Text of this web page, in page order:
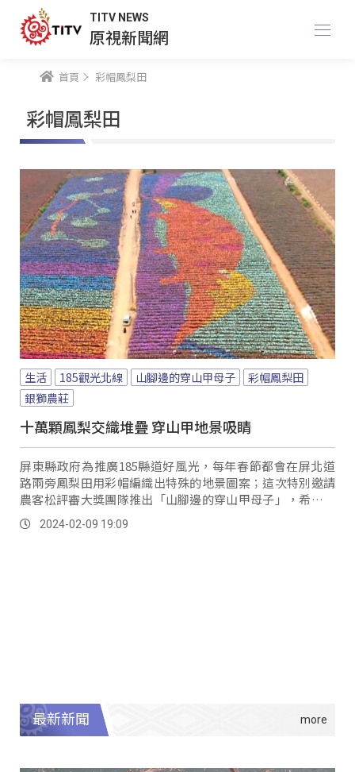
TITV NEWS
原視新聞網
首頁 彩帽鳳梨田
彩帽鳳梨田
生活 185觀光北線 山腳邊的穿山甲母子
彩帽鳳梨田
銀獅農莊
十萬顆鳳梨交織堆疊 穿山甲地景吸睛
屏東縣政府為推廣185縣道好風光，每年春節都會在屏北道
路兩旁鳳梨田用彩帽編織出特殊的地景圖案；這次特別邀請
農客松評審大獎團隊推出「山腳邊的穿山甲母子」，希望喚
起大眾對於台灣穿山甲生態保育的關注。
2024-02-09 19:09
最新新聞